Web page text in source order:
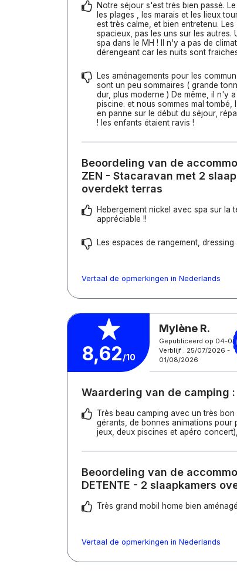
Notre séjour s'est trés bien passé.
les plages , les marais et les lieux
est très calme, et bien entretenu.
spacieux, pas les uns sur les autres.
spa dans le MH ! Il n'y a pas de
dérengeant car les nuits sont
Les aménagements pour les
sont un peu sommaires ( grande
dur, plus moderne ) De même, il n'y
piscine. et nous sommes mal
en panne sur le début du séjour,
! les enfants étaient ravis !
Beoordeling van de
ZEN - Stacaravan met 2
overdekt terras
Hebergement nickel avec spa sur la
appréciable !!
Les espaces de rangement,
Vertaal de opmerkingen in Nederlands
8,62/10
Mylène R.
Gepubliceerd op 04-
Verblijf : 25/07/2026 -
01/08/2026
Waardering van de camping :
Très beau camping avec un très
gérants, de bonnes animations pour
jeux, deux piscines et apéro
Beoordeling van de
DETENTE - 2 slaapkamers
Très grand mobil home bien
Vertaal de opmerkingen in Nederlands